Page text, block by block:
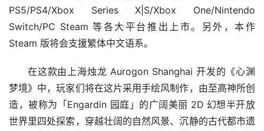
PS5/PS4/Xbox Series X|S/Xbox One/Nintendo
Switch/PC Steam 等各大平台推出上市。另外，本作
Steam 版将会支援繁体中文语系。
在这款由上海烛龙 Aurogon Shanghai 开发的《心渊
梦境》中，玩家们将在这片采用手绘风制作，由至高神所创
造，被称为「Engardin 园庭」的广阔美丽 2D 幻想半开放
世界里四处探索，穿越壮阔的自然风景、沉静的古代都市遗